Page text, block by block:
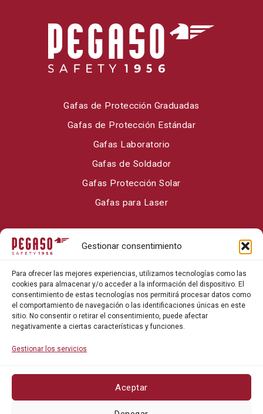
Gestionar consentimiento
Para ofrecer las mejores experiencias, utilizamos tecnologías como las
cookies para almacenar y/o acceder a la información del dispositivo. El
consentimiento de estas tecnologías nos permitirá procesar datos como
el comportamiento de navegación o las identificaciones únicas en este
sitio. No consentir o retirar el consentimiento, puede afectar
negativamente a ciertas características y funciones.
Gestionar los servicios
Aceptar
Gafas de Protección Graduadas
Gafas de Protección Estándar
Gafas Laboratorio
Gafas de Soldador
Gafas Protección Solar
Gafas para Laser
Sobre Pegaso Safety
Blog
Política de privacidad